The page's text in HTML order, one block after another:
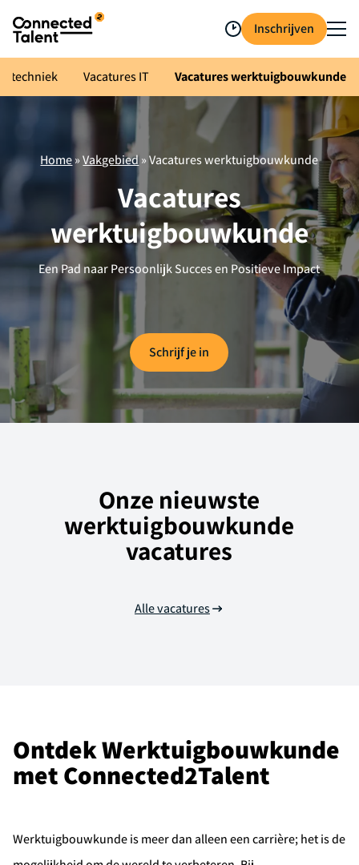
Inschrijven
Vacatures IT Vacatures werktuigbouwkunde
Home»Vakgebied»Vacatures werktuigbouwkunde
Vacatures
werktuigbouwkunde
Een Pad naar Persoonlijk Succes en Positieve Impact
Schrijf je in
Onze nieuwste
werktuigbouwkunde
vacatures
Alle vacatures
Ontdek Werktuigbouwkunde
met Connected2Talent
Werktuigbouwkunde is meer dan alleen een carrière; het is de